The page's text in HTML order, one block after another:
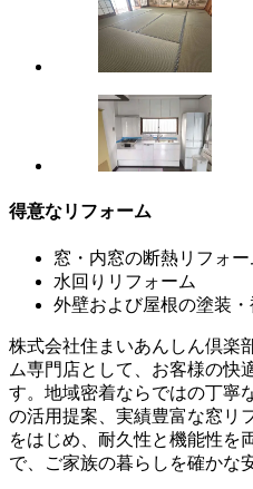
得意なリフォーム
窓・内窓の断熱リフォー
水回りリフォーム
外壁および屋根の塗装
株式会社住まいあんしん倶楽
ム専門店として、お客様の快
す。地域密着ならではの丁寧
の活用提案、実績豊富な窓リ
をはじめ、耐久性と機能性を
で、ご家族の暮らしを確かな